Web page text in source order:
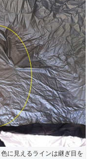
に見えるラインは継ぎ目を